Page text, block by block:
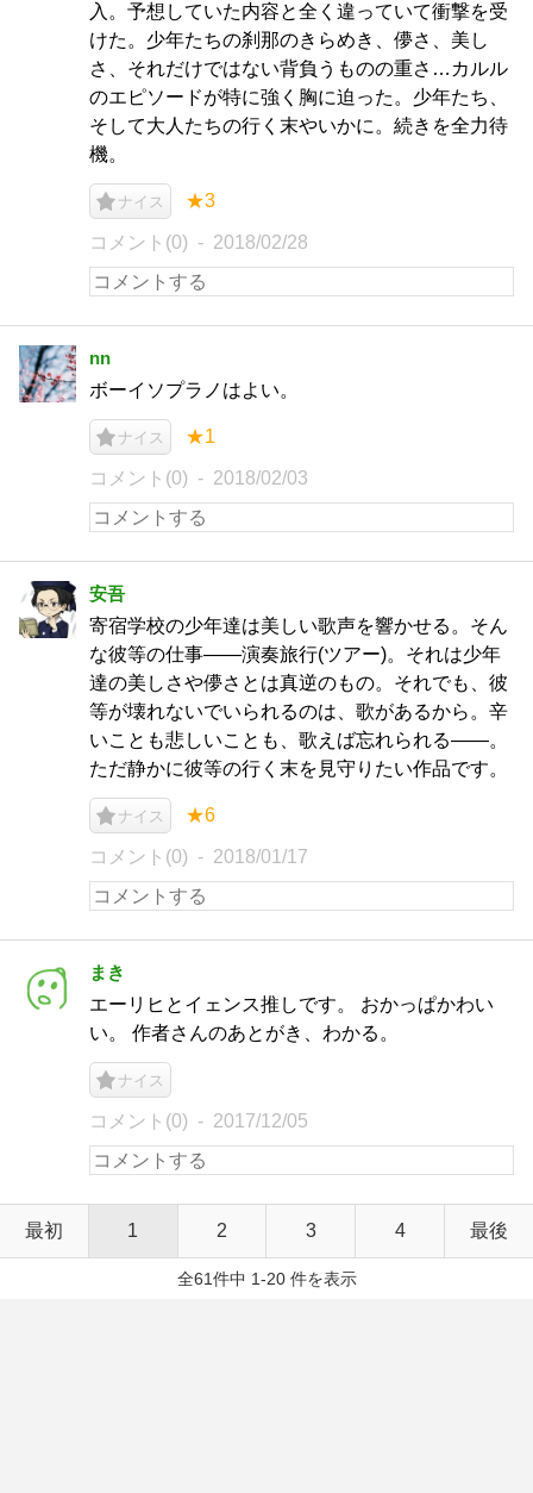
入。予想していた内容と全く違っていて衝撃を受
けた。少年たちの刹那のきらめき、儚さ、美し
さ、それだけではない背負うものの重さ…カルル
のエピソードが特に強く胸に迫った。少年たち、
そして大人たちの行く末やいかに。続きを全力待
機。
ナイス ★3
コメント(0) 2018/02/28
nn
ボーイソプラノはよい。
ナイス ★1
コメント(0) 2018/02/03
安吾
寄宿学校の少年達は美しい歌声を響かせる。そん
な彼等の仕事――演奏旅行(ツアー)。それは少年
達の美しさや儚さとは真逆のもの。それでも、彼
等が壊れないでいられるのは、歌があるから。辛
いことも悲しいことも、歌えば忘れられる――。
ただ静かに彼等の行く末を見守りたい作品です。
ナイス ★6
コメント(0) 2018/01/17
まき
エーリヒとイェンス推しです。 おかっぱかわい
い。 作者さんのあとがき、わかる。
ナイス
コメント(0) 2017/12/05
最初 1 2 3 4 最後
全61件中 1-20 件を表示